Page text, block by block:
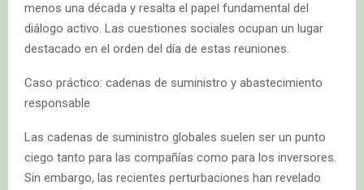
menos una década y resalta el papel fundamental del
diálogo activo. Las cuestiones sociales ocupan un lugar
destacado en el orden del día de estas reuniones.
Caso práctico: cadenas de suministro y abastecimiento
responsable
Las cadenas de suministro globales suelen ser un punto
ciego tanto para las compañías como para los inversores.
Sin embargo, las recientes perturbaciones han revelado